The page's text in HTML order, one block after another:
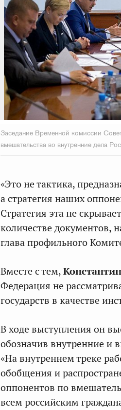
Заседание Временной комиссии
вмешательства во внутренние дела
«Это не тактика,
а стратегия наших
Стратегия эта не
количестве документов,
глава профильного
Вместе с тем,
Федерация не
государств в качестве
В ходе выступления он
обозначив внутренние и
«На внутреннем треке
обобщения и
оппонентов по
всем российским